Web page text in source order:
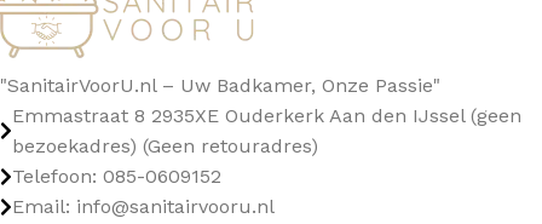
"SanitairVoorU.nl – Uw Badkamer, Onze Passie"
Emmastraat 8 2935XE Ouderkerk Aan den IJssel (geen
bezoekadres) (Geen retouradres)
Telefoon: 085-0609152
Email: info@sanitairvooru.nl